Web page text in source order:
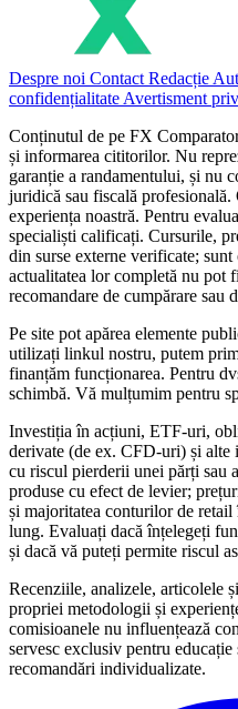
Despre noi Contact Redacție
confidențialitate Avertisment
Conținutul de pe FX
și informarea cititorilor. Nu
garanție a randamentului, și nu
juridică sau fiscală
experiența noastră. Pentru
specialiști calificați. Cursurile,
din surse externe verificate;
actualitatea lor completă nu pot
recomandare de cumpărare sau
Pe site pot apărea elemente
utilizați linkul nostru, putem
finanțăm funcționarea. Pentru
schimbă. Vă mulțumim pentru
Investiția în acțiuni, ETF-uri,
derivate (de ex. CFD-uri) și alte
cu riscul pierderii unei părți
produse cu efect de levier;
și majoritatea conturilor de retail
lung. Evaluați dacă înțelegeți
și dacă vă puteți permite riscul
Recenziile, analizele, articolele
propriei metodologii și
comisioanele nu influențează
servesc exclusiv pentru
recomandări individualizate.